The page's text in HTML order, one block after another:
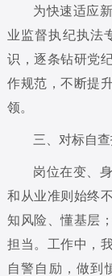
为快速适应
业监督执纪执法
识，逐条钻研党
作规范，不断提
领。
三、对标自
岗位在变、
和从业准则始终
知风险、懂基层
担当。工作中，
自警自励，做到